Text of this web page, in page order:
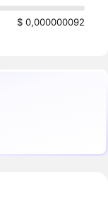
$ 0,000000092